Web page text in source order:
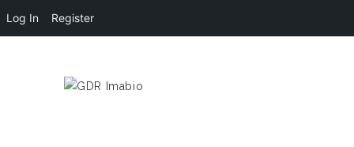
Log In Register